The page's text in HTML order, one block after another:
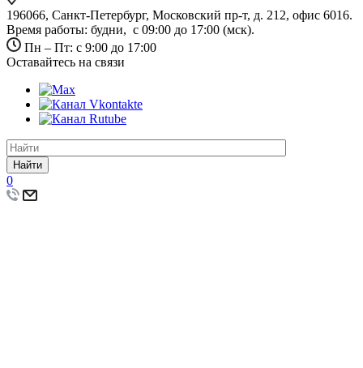
196066, Санкт-Петербург, Московский пр-т, д. 212, офис 6016.
Время работы: будни, с 09:00 до 17:00 (мск).
Пн – Пт: с 9:00 до 17:00
Оставайтесь на связи
Найти
0